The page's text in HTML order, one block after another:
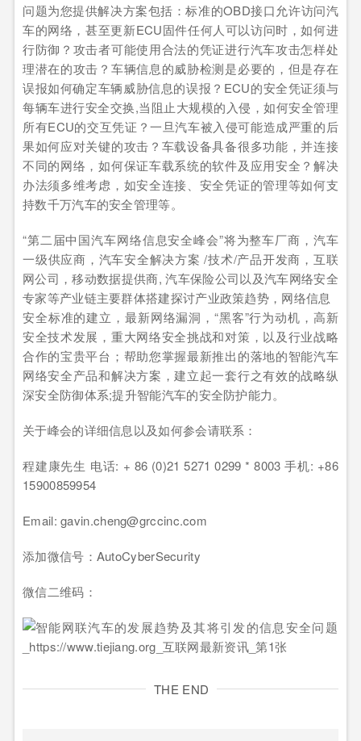
问题为您提供解决方案包括：标准的OBD接口允许访问汽
车的网络，甚至更新ECU固件任何人可以访问时，如何进
行防御？攻击者可能使用合法的凭证进行汽车攻击怎样处
理潜在的攻击？车辆信息的威胁检测是必要的，但是存在
误报如何确定车辆威胁信息的误报？ECU的安全凭证须与
每辆车进行安全交换,当阻止大规模的入侵，如何安全管理
所有ECU的交互凭证？一旦汽车被入侵可能造成严重的后
果如何应对关键的攻击？车载设备具备很多功能，并连接
不同的网络，如何保证车载系统的软件及应用安全？解决
办法须多维考虑，如安全连接、安全凭证的管理等如何支
持数千万汽车的安全管理等。
“第二届中国汽车网络信息安全峰会”将为整车厂商，汽车
一级供应商，汽车安全解决方案 /技术/产品开发商，互联
网公司，移动数据提供商, 汽车保险公司以及汽车网络安全
专家等产业链主要群体搭建探讨产业政策趋势，网络信息
安全标准的建立，最新网络漏洞，“黑客”行为动机，高新
安全技术发展，重大网络安全挑战和对策，以及行业战略
合作的宝贵平台；帮助您掌握最新推出的落地的智能汽车
网络安全产品和解决方案，建立起一套行之有效的战略纵
深安全防御体系;提升智能汽车的安全防护能力。
关于峰会的详细信息以及如何参会请联系：
程建康先生 电话: + 86 (0)21 5271 0299 * 8003 手机: +86
15900859954
Email: gavin.cheng@grccinc.com
添加微信号：AutoCyberSecurity
微信二维码：
THE END